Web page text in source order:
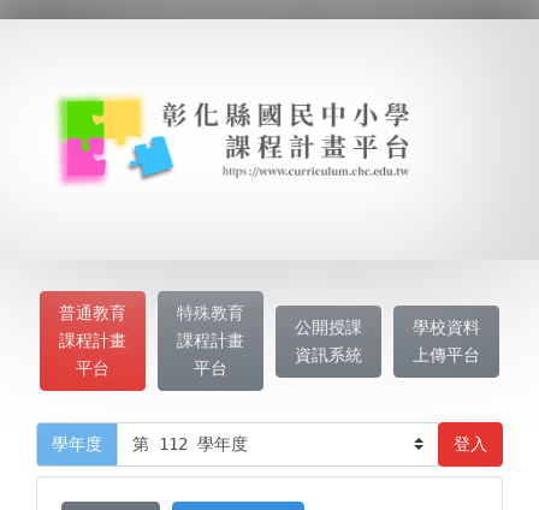
普通教育
課程計畫
平台
特殊教育
課程計畫
平台
公開授課
資訊系統
學校資料
上傳平台
學年度 登入